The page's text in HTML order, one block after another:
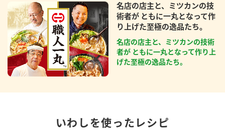
名店の店主と、ミツカンの技
術者が ともに一丸となって作
り上げた至極の逸品たち。
名店の店主と、ミツカンの技術
者が ともに一丸となって作り上
げた至極の逸品たち。
いわしを使ったレシピ